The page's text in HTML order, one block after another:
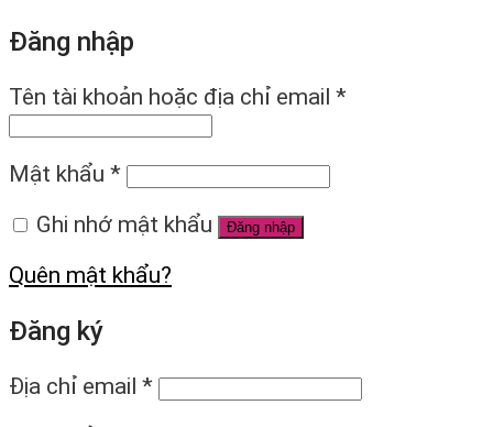
Đăng nhập
Tên tài khoản hoặc địa chỉ email *
Mật khẩu *
Ghi nhớ mật khẩu
Đăng nhập
Quên mật khẩu?
Đăng ký
Địa chỉ email *